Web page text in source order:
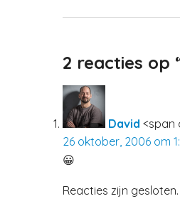
2 reacties op
David <span
26 oktober, 2006 om
😀
Reacties zijn gesloten.